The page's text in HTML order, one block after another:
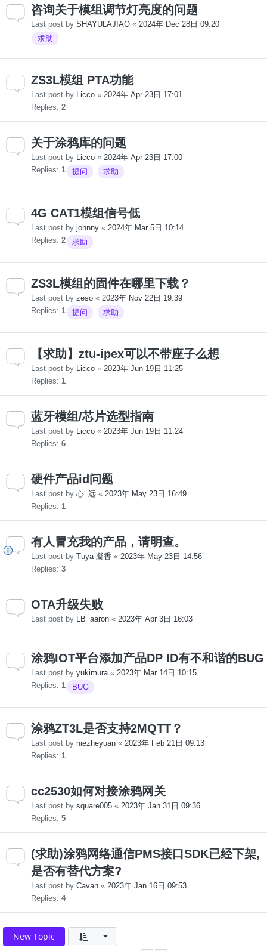
咨询关于模组调节灯亮度的问题
Last post by SHAYULAJIAO « 2024年 Dec 28日 09:20
求助
ZS3L模组 PTA功能
Last post by Licco « 2024年 Apr 23日 17:01
Replies: 2
关于涂鸦库的问题
Last post by Licco « 2024年 Apr 23日 17:00
Replies: 1 提问 求助
4G CAT1模组信号低
Last post by johnny « 2024年 Mar 5日 10:14
Replies: 2 求助
ZS3L模组的固件在哪里下载？
Last post by zeso « 2023年 Nov 22日 19:39
Replies: 1 提问 求助
【求助】ztu-ipex可以不带座子么想
Last post by Licco « 2023年 Jun 19日 11:25
Replies: 1
蓝牙模组/芯片选型指南
Last post by Licco « 2023年 Jun 19日 11:24
Replies: 6
硬件产品id问题
Last post by 心_远 « 2023年 May 23日 16:49
Replies: 1
有人冒充我的产品，请明查。
Last post by Tuya-凝香 « 2023年 May 23日 14:56
Replies: 3
OTA升级失败
Last post by LB_aaron « 2023年 Apr 3日 16:03
涂鸦IOT平台添加产品DP ID有不和谐的BUG
Last post by yukimura « 2023年 Mar 14日 10:15
Replies: 1 BUG
涂鸦ZT3L是否支持2MQTT？
Last post by niezheyuan « 2023年 Feb 21日 09:13
Replies: 1
cc2530如何对接涂鸦网关
Last post by square005 « 2023年 Jan 31日 09:36
Replies: 5
(求助)涂鸦网络通信PMS接口SDK已经下架,
是否有替代方案?
Last post by Cavan « 2023年 Jan 16日 09:53
Replies: 4
New Topic